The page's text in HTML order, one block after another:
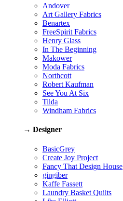
Andover
Art Gallery Fabrics
Benartex
FreeSpirit Fabrics
Henry Glass
In The Beginning
Makower
Moda Fabrics
Northcott
Robert Kaufman
See You At Six
Tilda
Windham Fabrics
→ Designer
BasicGrey
Create Joy Project
Fancy That Design House
gingiber
Kaffe Fassett
Laundry Basket Quilts